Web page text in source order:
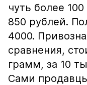
чуть более
850 рублей.
4000.
сравнения,
грамм, за 10
Сами